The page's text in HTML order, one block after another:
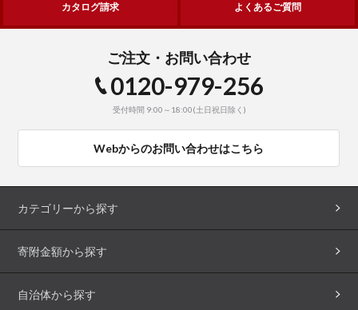
カタログ請求 よくあるご質問
ご注文・お問い合わせ
0120-979-256
受付時間 9:00～18:00(土日祝日除く)
Webからのお問い合わせはこちら
カテゴリーから探す
寄附金額から探す
自治体から探す